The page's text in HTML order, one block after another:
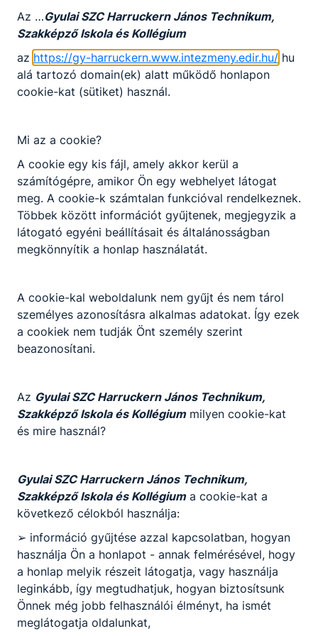
Adószám: 15831976-2-04
Bankszámlasz: 10026005-00335292
Feln.képz.nyilv.szám: B/2021/002074
Lajstromszám: AL-1747
Partnereink
Az …Gyulai SZC Harruckern János Technikum,
Szakképző Iskola és Kollégium
az https://gy-harruckern.www.intezmeny.edir.hu/ hu
alá tartozó domain(ek) alatt működő honlapon
cookie-kat (sütiket) használ.
Mi az a cookie?
A cookie egy kis fájl, amely akkor kerül a
számítógépre, amikor Ön egy webhelyet látogat
meg. A cookie-k számtalan funkcióval rendelkeznek.
Többek között információt gyűjtenek, megjegyzik a
látogató egyéni beállításait és általánosságban
megkönnyítik a honlap használatát.
A cookie-kal weboldalunk nem gyűjt és nem tárol
személyes azonosításra alkalmas adatokat. Így ezek
a cookiek nem tudják Önt személy szerint
beazonosítani.
Az Gyulai SZC Harruckern János Technikum,
Szakképző Iskola és Kollégiummilyen cookie-kat
és mire használ?
Gyulai SZC Harruckern János Technikum,
Szakképző Iskola és Kollégiuma cookie-kat a
következő célokból használja:
➢ információ gyűjtése azzal kapcsolatban, hogyan
használja Ön a honlapot - annak felmérésével, hogy
a honlap melyik részeit látogatja, vagy használja
leginkább, így megtudhatjuk, hogyan biztosítsunk
Önnek még jobb felhasználói élményt, ha ismét
meglátogatja oldalunkat,